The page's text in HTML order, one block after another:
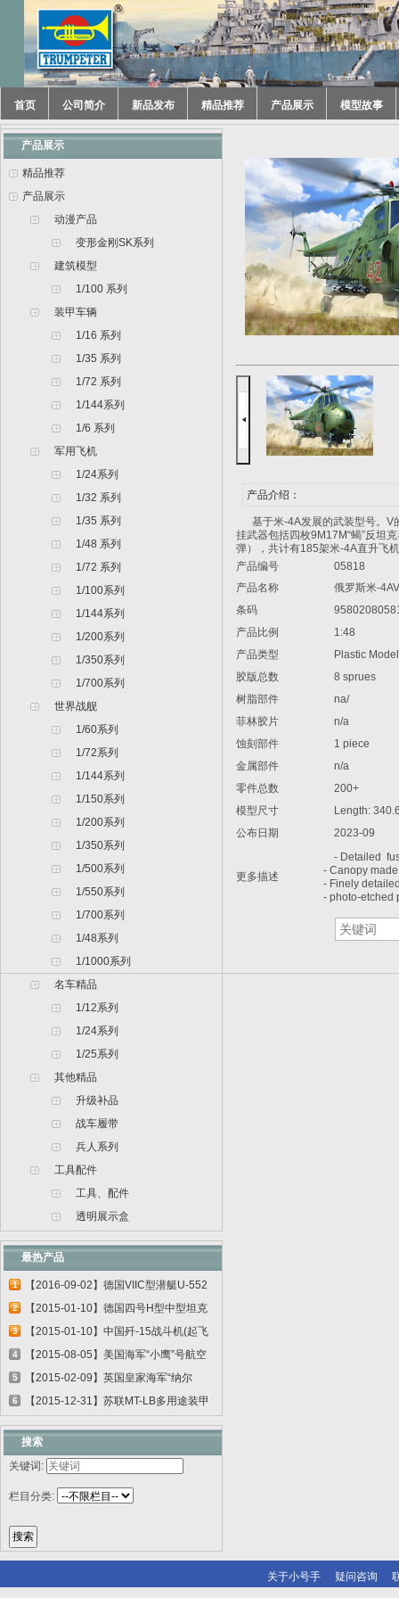
首页 公司简介 新品发布 精品推荐 产品展示 模型故事
产品展示
精品推荐
产品展示
动漫产品
变形金刚SK系列
建筑模型
1/100 系列
装甲车辆
1/16 系列
1/35 系列
1/72 系列
1/144系列
1/6 系列
军用飞机
1/24系列
1/32 系列
1/35 系列
1/48 系列
1/72 系列
1/100系列
1/144系列
1/200系列
1/350系列
1/700系列
世界战舰
1/60系列
1/72系列
1/144系列
1/150系列
1/200系列
1/350系列
1/500系列
1/550系列
1/700系列
1/48系列
1/1000系列
名车精品
1/12系列
1/24系列
1/25系列
其他精品
升级补品
战车履带
兵人系列
工具配件
工具、配件
透明展示盒
最热产品
1
【2016-09-02】德国VIIC型潜艇U-552
06801
2
【2015-01-10】德国四号H型中型坦克
00920
3
【2015-01-10】中国歼-15战斗机(起飞
甲板...
4
【2015-08-05】美国海军“小鹰”号航空
母...
5
【2015-02-09】英国皇家海军“纳尔
逊”号...
6
【2015-12-31】苏联MT-LB多用途装甲
运输车...
搜索
关键词:
栏目分类:
产品介绍：
基于米-4A发展的武装型号。V
挂武器包括四枚9M17M“蝎”反坦
弹），共计有185架米-4A直升飞
产品编号
05818
产品名称
俄罗斯米-
条码
产品比例
1:48
产品类型
Plastic Model
胶版总数
8 sprues
树脂部件
na/
菲林胶片
n/a
蚀刻部件
1 piece
金属部件
n/a
零件总数
200+
模型尺寸
Length:
公布日期
2023-09
更多描述
- Detailed
- Canopy
- Finely
- photo-etched
关于小号手 疑问咨询